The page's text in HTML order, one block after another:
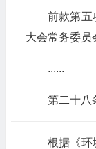
前款第五
大会常务委员
......
第二十八
根据《环